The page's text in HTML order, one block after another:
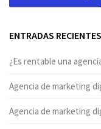
ENTRADAS RECIENTES
¿Es rentable una
Agencia de marketing
Agencia de marketing